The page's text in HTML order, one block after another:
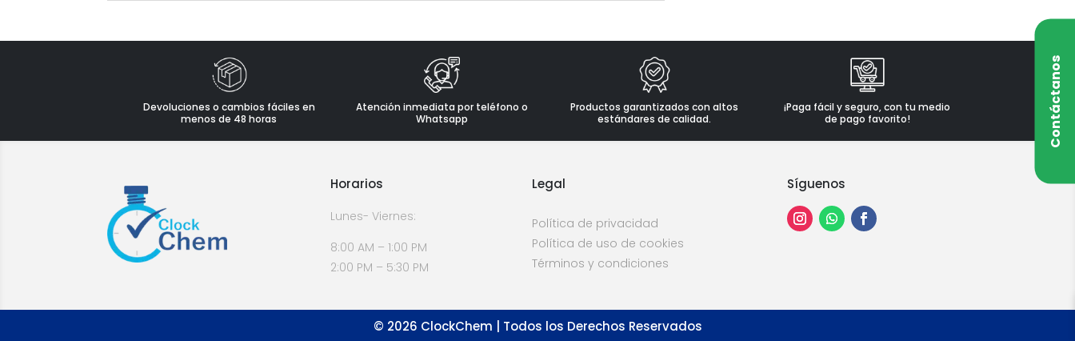
Devoluciones o cambios fáciles en
menos de 48 horas
Atención inmediata por teléfono o
Whatsapp
Productos garantizados con altos
estándares de calidad.
¡Paga fácil y seguro, con tu medio
de pago favorito!
Contáctanos
Horarios
Lunes- Viernes:
8:00 AM – 1:00 PM
2:00 PM – 5:30 PM
Legal
Política de privacidad
Política de uso de cookies
Términos y condiciones
Síguenos
© 2026 ClockChem | Todos los Derechos Reservados